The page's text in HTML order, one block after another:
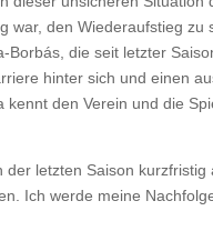
war, den Wiederaufstieg
Borbás, die seit letzter
hinter sich und einen
kennt den Verein und die
der letzten Saison
Ich werde meine